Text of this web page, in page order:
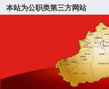
本站为公职类第三方网站